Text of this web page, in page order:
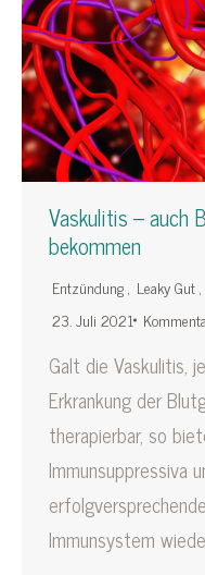
Vaskulitis – auch
bekommen
Entzündung, Leaky Gut,
23. Juli 2021
Galt die Vaskulitis,
Erkrankung der
therapierbar, so
Immunsuppressiva
Immunsystem